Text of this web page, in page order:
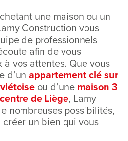
une maison ou un
Construction vous
de professionnels
afin de vous
à vos attentes. Que vous
d’un appartement clé sur
ou d’une maison 3
de Liège, Lamy
nombreuses possibilités,
un bien qui vous